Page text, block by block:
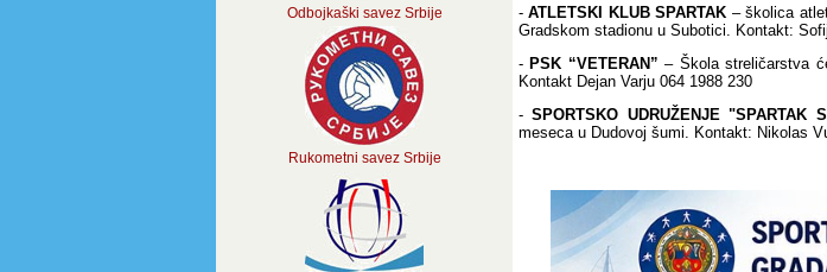
Odbojkaški savez Srbije
Rukometni savez Srbije
-ATLETSKI KLUB SPARTAK – školica
Gradskom stadionu u Subotici. Kontakt:
- PSK “VETERAN”– Škola streličarstva
Kontakt Dejan Varju 064 1988 230
-SPORTSKO UDRUŽENJE "SPARTAK
meseca u Dudovoj šumi. Kontakt: Nikolas